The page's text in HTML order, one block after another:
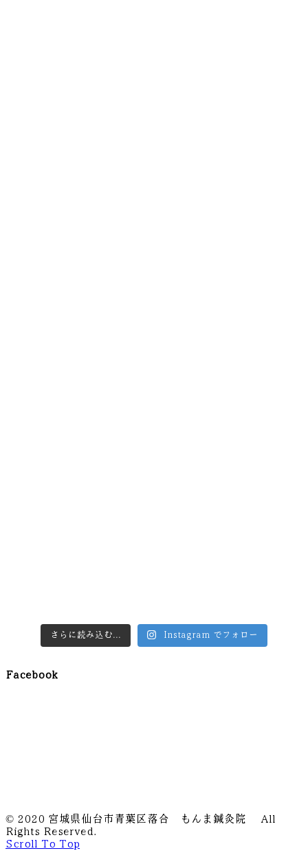
さらに読み込む... Instagram でフォロー
Facebook
© 2020 宮城県仙台市青葉区落合 もんま鍼灸院 All
Rights Reserved.
Scroll To Top